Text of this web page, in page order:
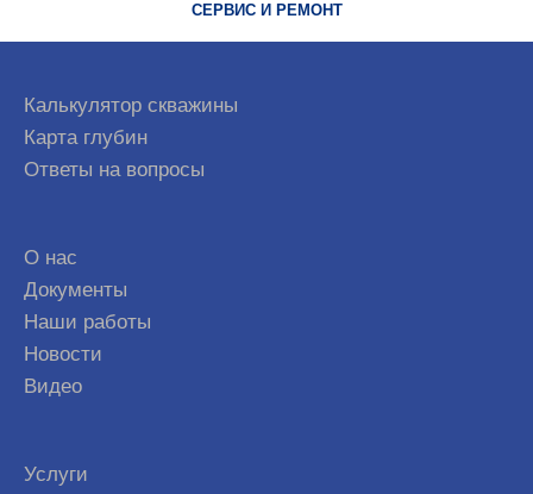
СЕРВИС И РЕМОНТ
Калькулятор скважины
Карта глубин
Ответы на вопросы
О нас
Документы
Наши работы
Новости
Видео
Услуги